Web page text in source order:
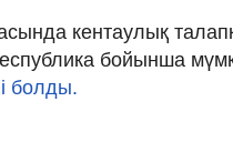
кентаулық
бойынша
болды.